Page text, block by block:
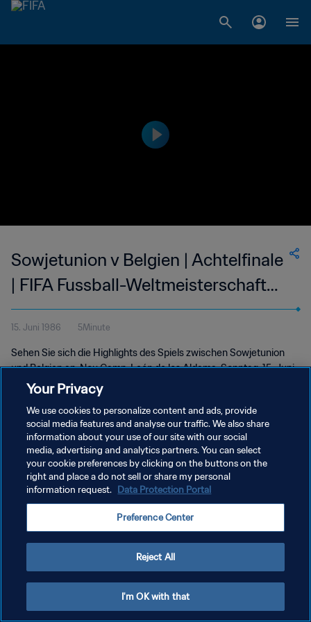
Sowjetunion v Belgien | Achtelfinale
| FIFA Fussball-Weltmeisterschaft
Mexico 1986™ | Highlights
15. Juni 1986 5Minute
Sehen Sie sich die Highlights des Spiels zwischen Sowjetunion
und Belgien an. Nou Camp, León de los Aldama, Sonntag, 15. Juni
1986.
DATENSCHUTZ
NUTZUNGSBEDINGUNGEN
COOKIE-EINSTELLUNGEN VERWALTEN
Your Privacy
We use cookies to personalize content and ads, provide
social media features and analyse our traffic. We also share
information about your use of our site with our social
media, advertising and analytics partners. You can select
your cookie preferences by clicking on the buttons on the
right and place a do not sell or share my personal
information request. Data Protection Portal
Preference Center
Reject All
I'm OK with that